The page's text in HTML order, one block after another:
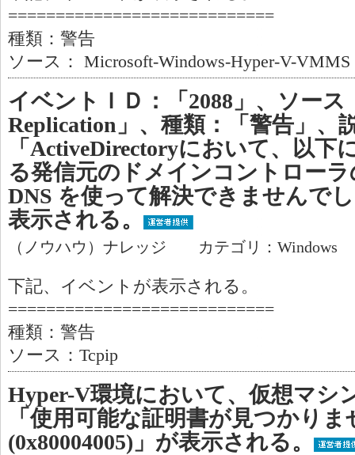
============================
種類：警告
ソース： Microsoft-Windows-Hyper-V-VMMS
イベントＩＤ：「2088」、ソース
Replication」、種類：「警告」、
「ActiveDirectoryにおいて、以下
る発信元のドメインコントロー
DNS を使って解決できませんで
表示される。
（ノウハウ）ナレッジ カテゴリ：Windows
下記、イベントが表示される。
============================
種類：警告
ソース：Tcpip
Hyper-V環境において、仮想マシ
「使用可能な証明書が見つかり
(0x80004005)」が表示される。